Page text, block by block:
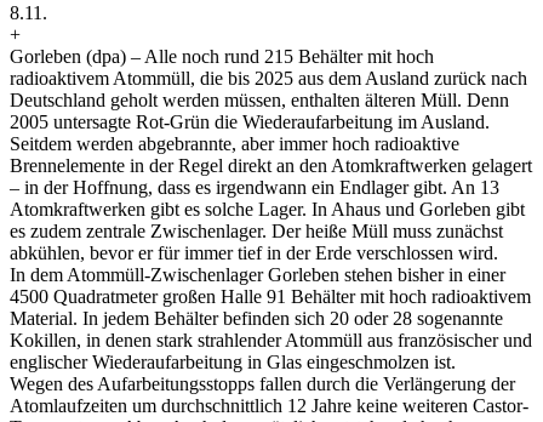
8.11.
+
Gorleben (dpa) – Alle noch rund 215 Behälter mit hoch
radioaktivem Atommüll, die bis 2025 aus dem Ausland zurück nach
Deutschland geholt werden müssen, enthalten älteren Müll. Denn
2005 untersagte Rot-Grün die Wiederaufarbeitung im Ausland.
Seitdem werden abgebrannte, aber immer hoch radioaktive
Brennelemente in der Regel direkt an den Atomkraftwerken gelagert
– in der Hoffnung, dass es irgendwann ein Endlager gibt. An 13
Atomkraftwerken gibt es solche Lager. In Ahaus und Gorleben gibt
es zudem zentrale Zwischenlager. Der heiße Müll muss zunächst
abkühlen, bevor er für immer tief in der Erde verschlossen wird.
In dem Atommüll-Zwischenlager Gorleben stehen bisher in einer
4500 Quadratmeter großen Halle 91 Behälter mit hoch radioaktivem
Material. In jedem Behälter befinden sich 20 oder 28 sogenannte
Kokillen, in denen stark strahlender Atommüll aus französischer und
englischer Wiederaufarbeitung in Glas eingeschmolzen ist.
Wegen des Aufarbeitungsstopps fallen durch die Verlängerung der
Atomlaufzeiten um durchschnittlich 12 Jahre keine weiteren Castor-